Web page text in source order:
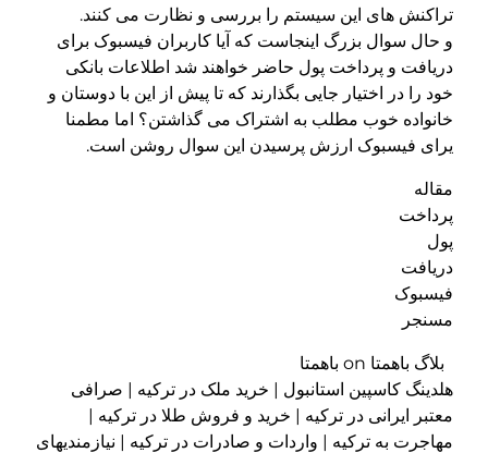
تراکنش های این سیستم را بررسی و نظارت می کنند.
و حال سوال بزرگ اینجاست که آیا کاربران فیسبوک برای
دریافت و پرداخت پول حاضر خواهند شد اطلاعات بانکی
خود را در اختیار جایی بگذارند که تا پیش از این با دوستان و
خانواده خوب مطلب به اشتراک می گذاشتن؟ اما مطمنا
یرای فیسبوک ارزش پرسیدن این سوال روشن است.
مقاله
پرداخت
پول
دریافت
فیسبوک
مسنجر
بلاگ باهمتا on باهمتا
هلدینگ کاسپین استانبول | خرید ملک در ترکیه | صرافی
معتبر ایرانی در ترکیه | خرید و فروش طلا در ترکیه |
مهاجرت به ترکیه | واردات و صادرات در ترکیه | نیازمندیهای